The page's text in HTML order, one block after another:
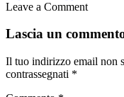
Leave a Comment
Lascia un
Il tuo indirizzo email non
contrassegnati *